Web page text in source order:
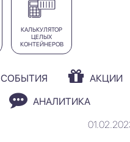
КАЛЬКУЛЯТОР
ЦЕЛЫХ
КОНТЕЙНЕРОВ
СОБЫТИЯ
АКЦИИ
АНАЛИТИКА